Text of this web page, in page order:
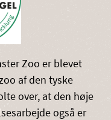
Zoo er blevet
af den tyske
over, at den høje
også er